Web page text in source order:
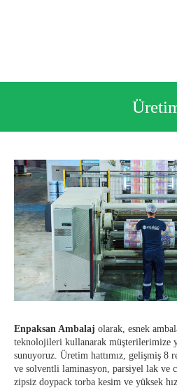
Enpaksan Ambalaj olarak, esnek
teknolojileri kullanarak müşterilerimize
sunuyoruz. Üretim hattımız, gelişmiş 8
ve solventli laminasyon, parsiyel lak ve
zipsiz doypack torba kesim ve yüksek